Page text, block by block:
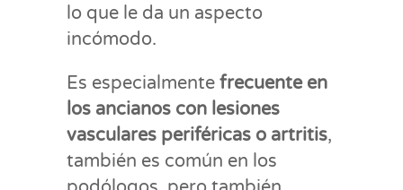
lo que le da un aspecto
incómodo.
Es especialmente frecuente en
los ancianos con lesiones
vasculares periféricas o artritis,
también es común en los